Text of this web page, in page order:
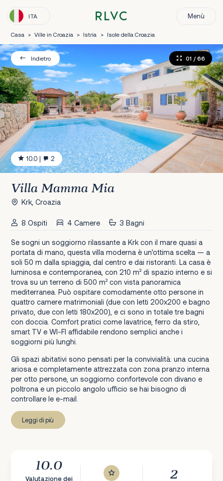
ITA Menù
Casa > Ville in Croazia > Istria > Isole della Croazia
Indietro
10.0 | 2
01 / 66
Villa Mamma Mia
Krk, Croazia
8 Ospiti 4 Camere 3 Bagni
Se sogni un soggiorno rilassante a Krk con il mare quasi a
portata di mano, questa villa moderna è un’ottima scelta — a
soli 50 m dalla spiaggia, dal centro e dai ristoranti. La casa è
luminosa e contemporanea, con 210 m² di spazio interno e si
trova su un terreno di 500 m² con vista panoramica
mediterranea. Può ospitare comodamente otto persone in
quattro camere matrimoniali (due con letti 200x200 e bagno
privato, due con letti 180x200), e ci sono in totale tre bagni
con doccia. Comfort pratici come lavatrice, ferro da stiro,
smart TV e WI-FI affidabile rendono semplici anche i
soggiorni più lunghi.
Gli spazi abitativi sono pensati per la convivialità: una cucina
ariosa e completamente attrezzata con zona pranzo interna
per otto persone, un soggiorno confortevole con divano e
poltrona e un piccolo angolo ufficio se hai bisogno di
controllare le e-mail.
Leggi di più
10.0
Valutazione dei
2